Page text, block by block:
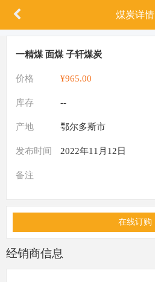
煤炭详情
一精煤 面煤 子轩煤炭
价格 ¥965.00
库存 --
产地 鄂尔多斯市
发布时间 2022年11月12日
备注
在线订购
经销商信息